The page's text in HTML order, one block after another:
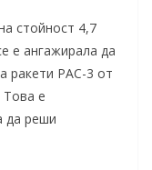
стойност 4,7
е ангажирала да
ракети PAC-3 от
Това е
да реши